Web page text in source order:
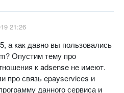
21:26
а как давно вы пользовались
Опустим тему про
к adsense не имеют.
про связь epayservices и
данного сервиса и